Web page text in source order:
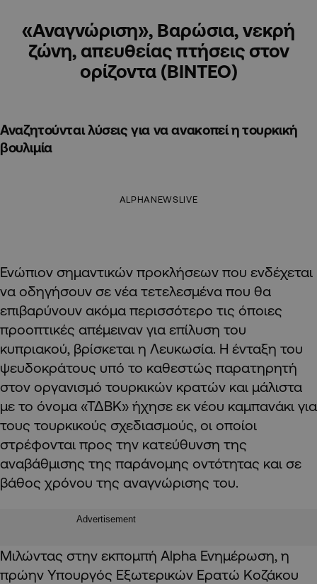
«Αναγνώριση», Βαρώσια, νεκρή
ζώνη, απευθείας πτήσεις στον
ορίζοντα (ΒΙΝΤΕΟ)
Αναζητούνται λύσεις για να ανακοπεί η τουρκική
βουλιμία
ALPHANEWSLIVE
Ενώπιον σημαντικών προκλήσεων που ενδέχεται
να οδηγήσουν σε νέα τετελεσμένα που θα
επιβαρύνουν ακόμα περισσότερο τις όποιες
προοπτικές απέμειναν για επίλυση του
κυπριακού, βρίσκεται η Λευκωσία. Η ένταξη του
ψευδοκράτους υπό το καθεστώς παρατηρητή
στον οργανισμό τουρκικών κρατών και μάλιστα
με το όνομα «ΤΔΒΚ» ήχησε εκ νέου καμπανάκι για
τους τουρκικούς σχεδιασμούς, οι οποίοι
στρέφονται προς την κατεύθυνση της
αναβάθμισης της παράνομης οντότητας και σε
βάθος χρόνου της αναγνώρισης του.
Advertisement
Μιλώντας στην εκπομπή Alpha Ενημέρωση, η
πρώην Υπουργός Εξωτερικών Ερατώ Κοζάκου